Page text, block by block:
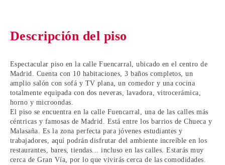
Descripción del piso
Espectacular piso en la calle Fuencarral, ubicado en el centro de
Madrid. Cuenta con 10 habitaciones, 3 baños completos, un
amplio salón con sofá y TV plana, un comedor y una cocina
totalmente equipada con dos neveras, lavadora, vitrocerámica,
horno y microondas.
El piso se encuentra en la calle Fuencarral, una de las calles más
céntricas y famosas de Madrid. Está entre los barrios deChueca y
Malasaña. Es la zona perfecta para jóvenes estudiantes y
trabajadores, aquí podrán disfrutar del ambiente increíble en los
restaurantes, bares, tiendas... incluso en las calles. Estarás muy
cerca deGran Vía, por lo que vivirás cerca de las comodidades.